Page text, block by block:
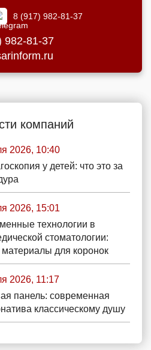
8 (917) 982-81-37
982-81-37
компаний
2026, 10:40
у детей: что это за
2026, 15:01
технологии в
стоматологии:
для коронок
2026, 11:17
панель: современная
классическому душу